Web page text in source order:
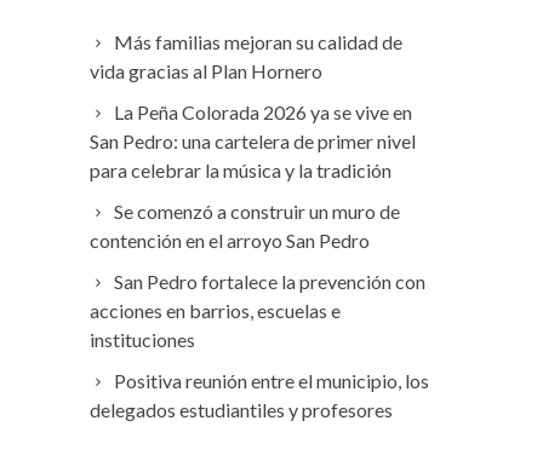
Más familias mejoran su calidad de
vida gracias al Plan Hornero
La Peña Colorada 2026 ya se vive en
San Pedro: una cartelera de primer nivel
para celebrar la música y la tradición
Se comenzó a construir un muro de
contención en el arroyo San Pedro
San Pedro fortalece la prevención con
acciones en barrios, escuelas e
instituciones
Positiva reunión entre el municipio, los
delegados estudiantiles y profesores